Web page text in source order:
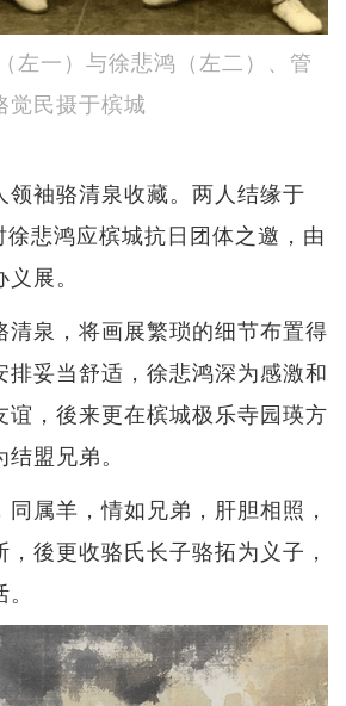
左一）与徐悲鸿（左二）、管
觉民摄于槟城
领袖骆清泉收藏。两人结缘于
悲鸿应槟城抗日团体之邀，由
展。
清泉，将画展繁琐的细节布置得
排妥当舒适，徐悲鸿深为感激和
谊，後来更在槟城极乐寺园瑛方
盟兄弟。
属羊，情如兄弟，肝胆相照，
後更收骆氏长子骆拓为义子，